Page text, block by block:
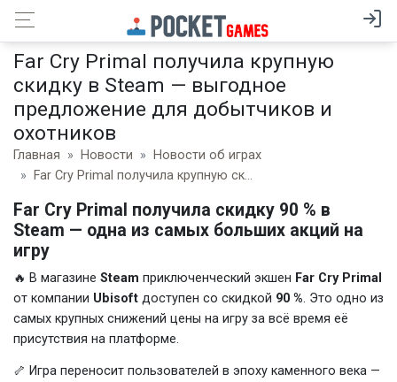
Far Cry Primal получила крупную
скидку в Steam — выгодное
предложение для добытчиков и
охотников
Главная Новости
Новости об играх
Far Cry Primal получила крупную скидку в Steam — выгодное предложение для добытчиков и охотников
Far Cry Primal получила скидку 90 % в
Steam — одна из самых больших акций на
игру
🔥 В магазине Steam приключенческий экшен Far Cry Primal
от компании Ubisoft доступен со скидкой 90 %. Это одно из
самых крупных снижений цены на игру за всё время её
присутствия на платформе.
🦴 Игра переносит пользователей в эпоху каменного века —